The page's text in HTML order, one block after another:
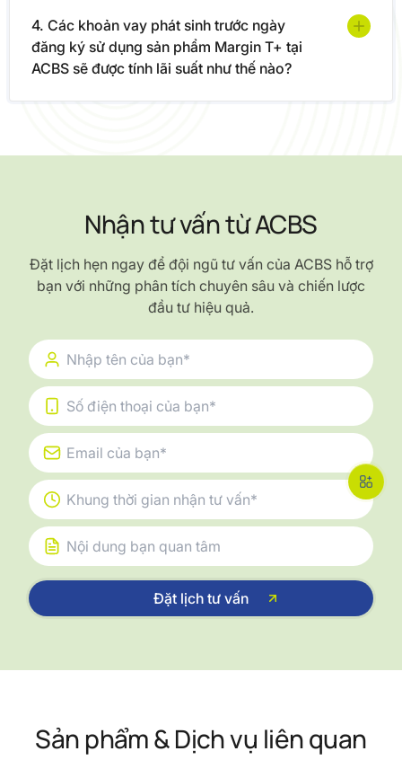
4. Các khoản vay phát sinh trước ngày
đăng ký sử dụng sản phẩm Margin T+ tại
ACBS sẽ được tính lãi suất như thế nào?
Nhận tư vấn từ ACBS
Đặt lịch hẹn ngay để đội ngũ tư vấn của ACBS hỗ trợ
bạn với những phân tích chuyên sâu và chiến lược
đầu tư hiệu quả.
Sản phẩm & Dịch vụ liên quan